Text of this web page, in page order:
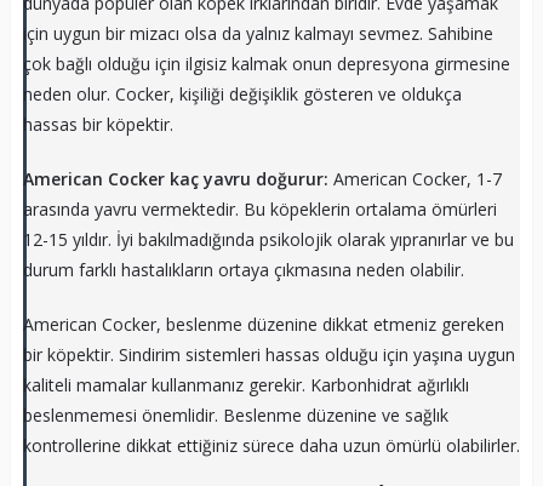
için uygun bir mizacı olsa da yalnız kalmayı sevmez. Sahibine
çok bağlı olduğu için ilgisiz kalmak onun depresyona girmesine
neden olur. Cocker, kişiliği değişiklik gösteren ve oldukça
hassas bir köpektir.
American Cocker kaç yavru doğurur: American Cocker, 1-7
arasında yavru vermektedir. Bu köpeklerin ortalama ömürleri
12-15 yıldır. İyi bakılmadığında psikolojik olarak yıpranırlar ve bu
durum farklı hastalıkların ortaya çıkmasına neden olabilir.
American Cocker, beslenme düzenine dikkat etmeniz gereken
bir köpektir. Sindirim sistemleri hassas olduğu için yaşına uygun
kaliteli mamalar kullanmanız gerekir. Karbonhidrat ağırlıklı
beslenmemesi önemlidir. Beslenme düzenine ve sağlık
kontrollerine dikkat ettiğiniz sürece daha uzun ömürlü olabilirler.